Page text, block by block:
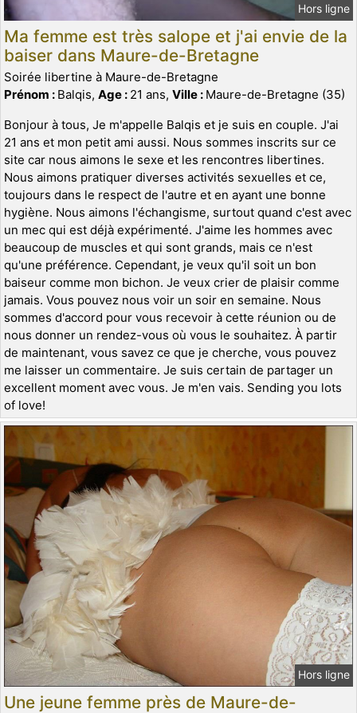
Hors ligne
Ma femme est très salope et j'ai envie de la
baiser dans Maure-de-Bretagne
Soirée libertine à Maure-de-Bretagne
Prénom : Balqis, Age : 21 ans, Ville : Maure-de-Bretagne (35)
Bonjour à tous, Je m'appelle Balqis et je suis en couple. J'ai
21 ans et mon petit ami aussi. Nous sommes inscrits sur ce
site car nous aimons le sexe et les rencontres libertines.
Nous aimons pratiquer diverses activités sexuelles et ce,
toujours dans le respect de l'autre et en ayant une bonne
hygiène. Nous aimons l'échangisme, surtout quand c'est avec
un mec qui est déjà expérimenté. J'aime les hommes avec
beaucoup de muscles et qui sont grands, mais ce n'est
qu'une préférence. Cependant, je veux qu'il soit un bon
baiseur comme mon bichon. Je veux crier de plaisir comme
jamais. Vous pouvez nous voir un soir en semaine. Nous
sommes d'accord pour vous recevoir à cette réunion ou de
nous donner un rendez-vous où vous le souhaitez. À partir
de maintenant, vous savez ce que je cherche, vous pouvez
me laisser un commentaire. Je suis certain de partager un
excellent moment avec vous. Je m'en vais. Sending you lots
of love!
Hors ligne
Une jeune femme près de Maure-de-